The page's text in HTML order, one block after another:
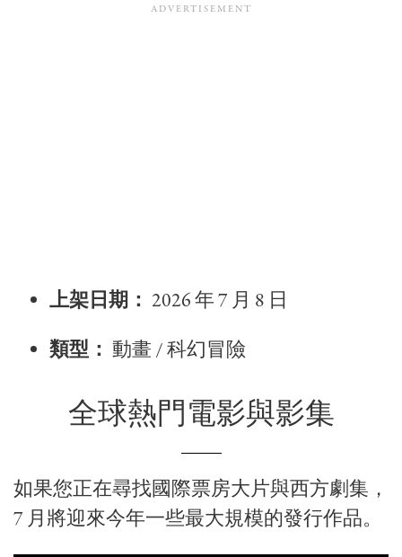
上架日期： 2026 年 7 月 8 日
類型： 動畫 / 科幻冒險
全球熱門電影與影集
如果您正在尋找國際票房大片與西方劇集，
7 月將迎來今年一些最大規模的發行作品。